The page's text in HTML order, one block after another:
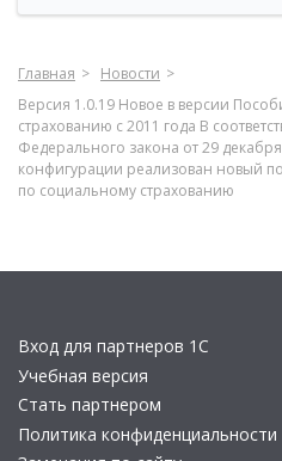
Главная
Новости
Версия 1.0.19 Новое в версии
страхованию с 2011 года В
Федерального закона от 29
конфигурации реализован новый
по социальному страхованию
Вход для партнеров 1С
Учебная версия
Стать партнером
Политика конфиденциальности